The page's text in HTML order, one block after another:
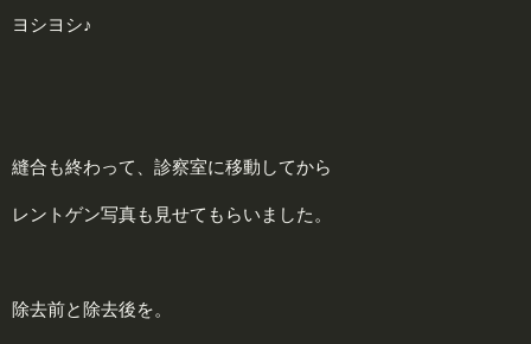
ヨシヨシ♪
縫合も終わって、診察室に移動してから
レントゲン写真も見せてもらいました。
除去前と除去後を。